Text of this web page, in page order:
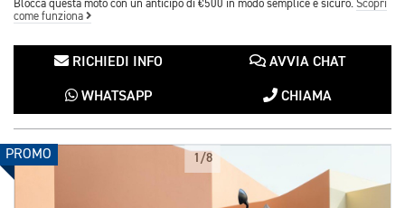
Blocca questa moto con un anticipo di €500 in modo semplice e sicuro. Scopri
come funziona
RICHIEDI INFO AVVIA CHAT
WHATSAPP CHIAMA
PROMO 1/8